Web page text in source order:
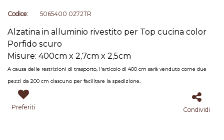
Codice: 5065400 0272TR
Alzatina in alluminio rivestito per Top cucina color
Porfido scuro
Misure: 400cm x 2,7cm x 2,5cm
A causa delle restrizioni di trasporto, l'articolo di 400 cm sarà venduto come due
pezzi da 200 cm ciascuno per facilitare la spedizione.
Preferiti Condividi